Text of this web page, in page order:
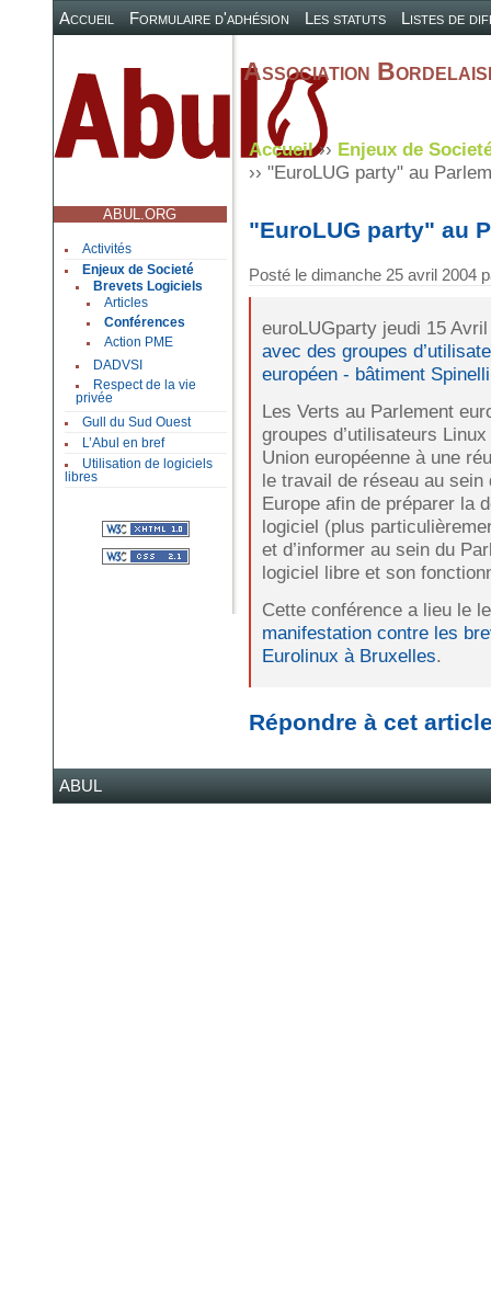
Accueil Formulaire d'adhésion Les statuts Listes de
ABUL.ORG
Activités
Enjeux de Societé
Brevets Logiciels
Articles
Conférences
Action PME
DADVSI
Respect de la vie
privée
Gull du Sud Ouest
L’Abul en bref
Utilisation de logiciels
libres
Association
Accueil›› Enjeux de
›› "EuroLUG party" au
"EuroLUG party" au
Posté le dimanche 25 avril 2004
euroLUGparty jeudi 15
avec des groupes
européen - bâtiment
Les Verts au Parlement
groupes d’utilisateurs
Union européenne à une
le travail de réseau au
Europe afin de préparer la
logiciel (plus
et d’informer au sein du
logiciel libre et son
Cette conférence a lieu le
manifestation contre les
Eurolinux à Bruxelles.
Répondre à cet
ABUL